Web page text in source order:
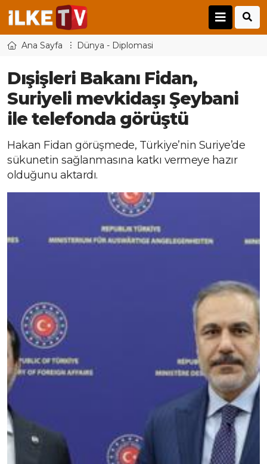
Ana Sayfa Dünya - Diplomasi
Dışişleri Bakanı Fidan,
Suriyeli mevkidaşı Şeybani
ile telefonda görüştü
Hakan Fidan görüşmede, Türkiye’nin Suriye’de
sükunetin sağlanmasına katkı vermeye hazır
olduğunu aktardı.